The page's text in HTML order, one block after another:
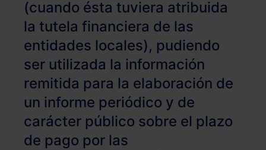
(cuando ésta tuviera atribuida
la tutela financiera de las
entidades locales), pudiendo
ser utilizada la información
remitida para la elaboración de
un informe periódico y de
carácter público sobre el plazo
de pago por las